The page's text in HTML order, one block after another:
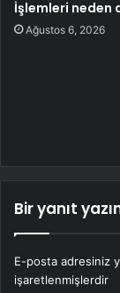
İşlemleri neden
Ağustos 6, 2026
Bir yanıt
E-posta adresiniz
işaretlenmişlerdir